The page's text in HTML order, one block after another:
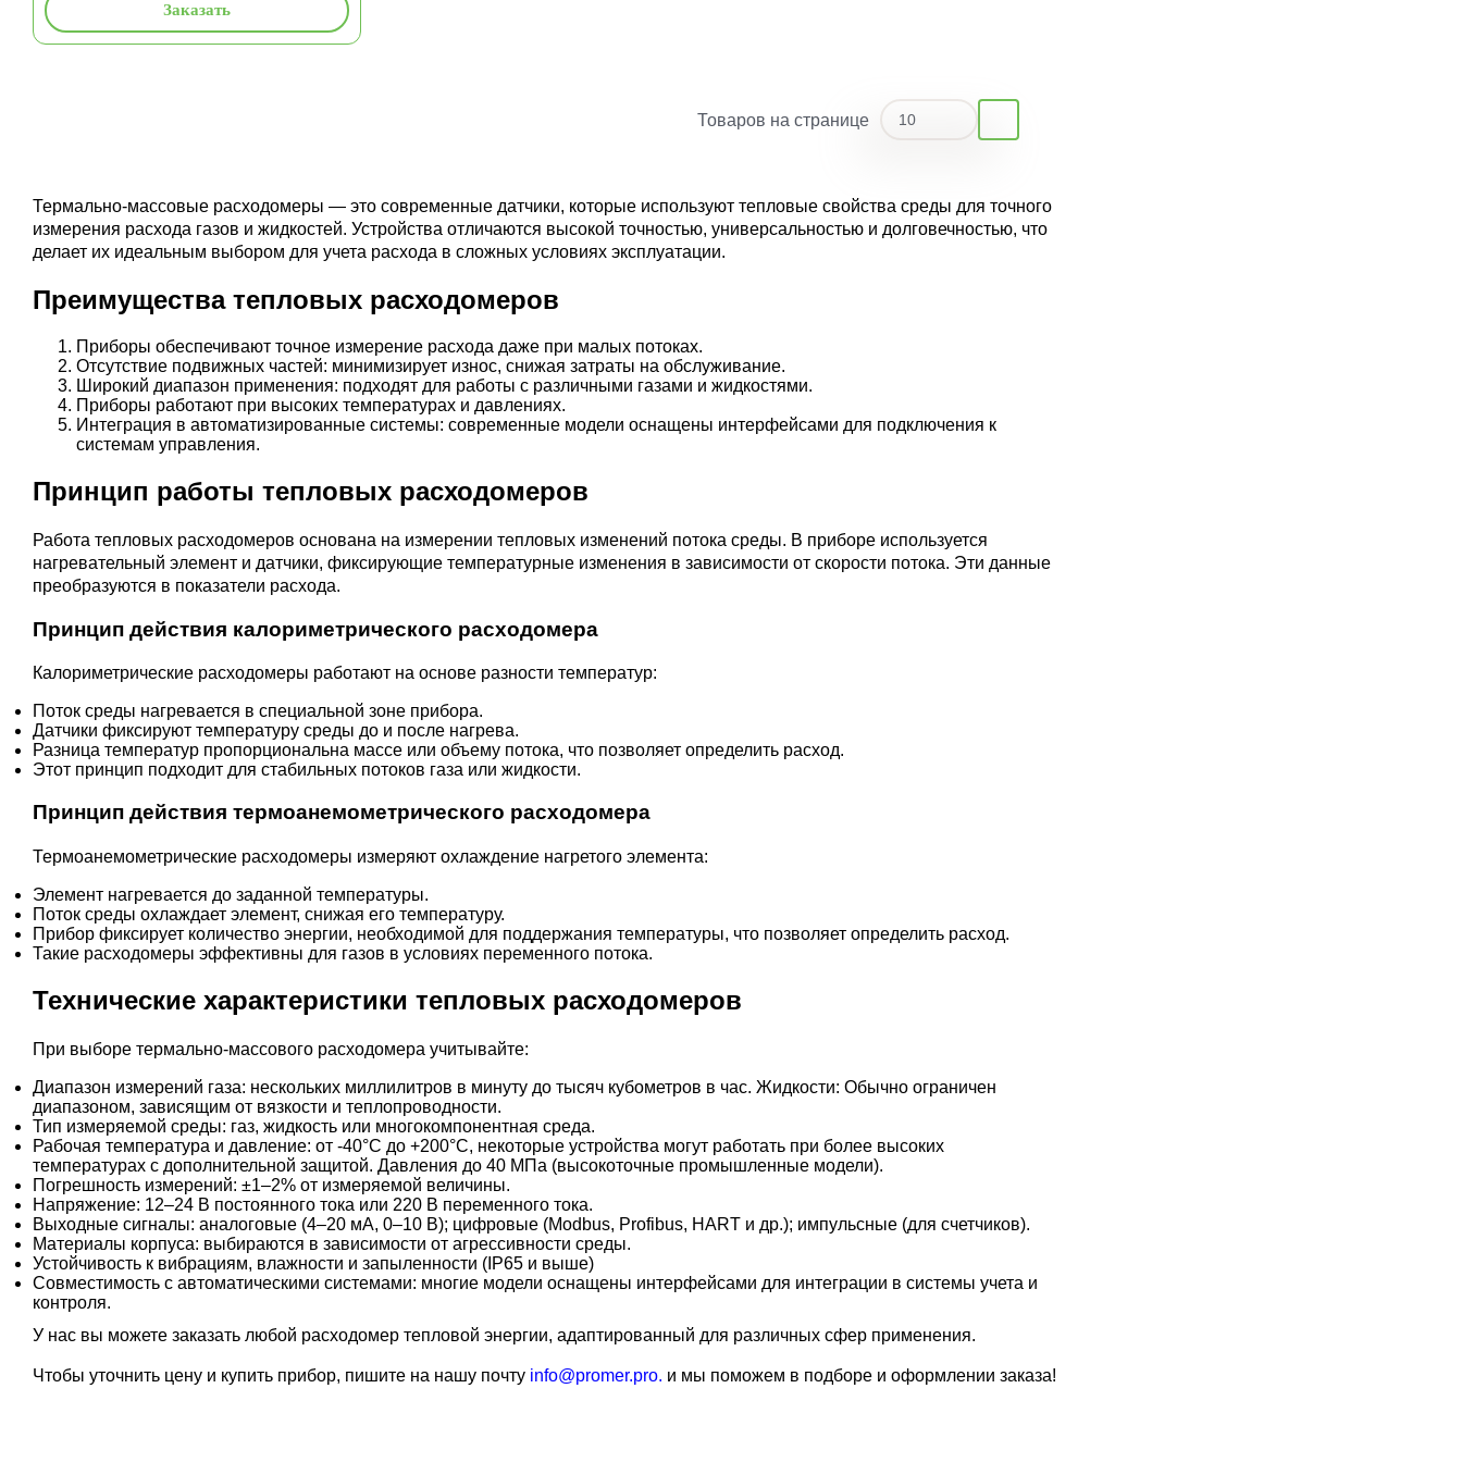
Заказать
Товаров на странице 10
20
Термально-массовые расходомеры — это современные датчики, которые используют тепловые свойства среды для точного
измерения расхода газов и жидкостей. Устройства отличаются высокой точностью, универсальностью и долговечностью, что
делает их идеальным выбором для учета расхода в сложных условиях эксплуатации.
Преимущества тепловых расходомеров
Приборы обеспечивают точное измерение расхода даже при малых потоках.
Отсутствие подвижных частей: минимизирует износ, снижая затраты на обслуживание.
Широкий диапазон применения: подходят для работы с различными газами и жидкостями.
Приборы работают при высоких температурах и давлениях.
Интеграция в автоматизированные системы: современные модели оснащены интерфейсами для подключения к
системам управления.
Принцип работы тепловых расходомеров
Работа тепловых расходомеров основана на измерении тепловых изменений потока среды. В приборе используется
нагревательный элемент и датчики, фиксирующие температурные изменения в зависимости от скорости потока. Эти данные
преобразуются в показатели расхода.
Принцип действия калориметрического расходомера
Калориметрические расходомеры работают на основе разности температур:
Поток среды нагревается в специальной зоне прибора.
Датчики фиксируют температуру среды до и после нагрева.
Разница температур пропорциональна массе или объему потока, что позволяет определить расход.
Этот принцип подходит для стабильных потоков газа или жидкости.
Принцип действия термоанемометрического расходомера
Термоанемометрические расходомеры измеряют охлаждение нагретого элемента:
Элемент нагревается до заданной температуры.
Поток среды охлаждает элемент, снижая его температуру.
Прибор фиксирует количество энергии, необходимой для поддержания температуры, что позволяет определить расход.
Такие расходомеры эффективны для газов в условиях переменного потока.
Технические характеристики тепловых расходомеров
При выборе термально-массового расходомера учитывайте:
Диапазон измерений газа: нескольких миллилитров в минуту до тысяч кубометров в час. Жидкости: Обычно ограничен
диапазоном, зависящим от вязкости и теплопроводности.
Тип измеряемой среды: газ, жидкость или многокомпонентная среда.
Рабочая температура и давление: от -40°C до +200°C, некоторые устройства могут работать при более высоких
температурах с дополнительной защитой. Давления до 40 МПа (высокоточные промышленные модели).
Погрешность измерений: ±1–2% от измеряемой величины.
Напряжение: 12–24 В постоянного тока или 220 В переменного тока.
Выходные сигналы: аналоговые (4–20 мА, 0–10 В); цифровые (Modbus, Profibus, HART и др.); импульсные (для счетчиков).
Материалы корпуса: выбираются в зависимости от агрессивности среды.
Устойчивость к вибрациям, влажности и запыленности (IP65 и выше)
Совместимость с автоматическими системами: многие модели оснащены интерфейсами для интеграции в системы учета и
контроля.
У нас вы можете заказать любой расходомер тепловой энергии, адаптированный для различных сфер применения.
Чтобы уточнить цену и купить прибор, пишите на нашу почту info@promer.pro. и мы поможем в подборе и оформлении заказа!